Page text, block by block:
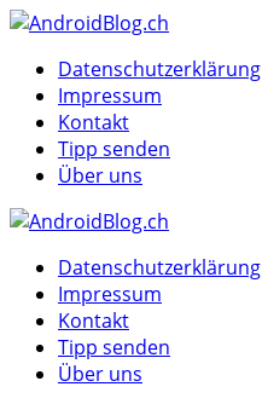
Menu
MenuDatenschutzerklärung
Impressum
Kontakt
Tipp senden
Über uns
Datenschutzerklärung
Impressum
Kontakt
Tipp senden
Über uns